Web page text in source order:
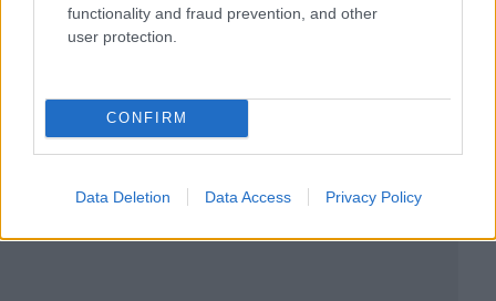
functionality and fraud prevention, and other
user protection.
CONFIRM
Data Deletion Data Access Privacy Policy